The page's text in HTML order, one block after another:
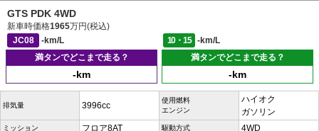
GTS PDK 4WD
新車時価格1965万円(税込)
JC08
-km/L 10・15
-km/L
満タンでどこまで走る？
-km
満タンでどこまで走る？
-km
排気量 3996cc
使用燃料
エンジン
ハイオク
ガソリン
ミッション フロア8AT 駆動方式 4WD